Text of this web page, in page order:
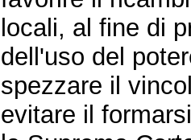
locali, al fine di
dell'uso del
spezzare il
evitare il